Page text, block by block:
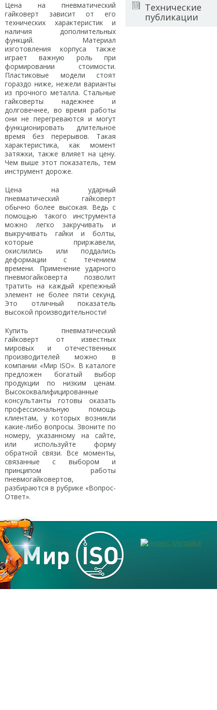
Цена на пневматический
гайковерт зависит от его
технических характеристик и
наличия дополнительных
функций. Материал
изготовления корпуса также
играет важную роль при
формировании стоимости.
Пластиковые модели стоят
гораздо ниже, нежели варианты
из прочного металла. Стальные
гайковерты надежнее и
долговечнее, во время работы
они не перегреваются и могут
функционировать длительное
время без перерывов. Такая
характеристика, как момент
затяжки, также влияет на цену.
Чем выше этот показатель, тем
инструмент дороже.
Цена на ударный
пневматический гайковерт
обычно более высокая. Ведь с
помощью такого инструмента
можно легко закручивать и
выкручивать гайки и болты,
которые приржавели,
окислились или поддались
деформации с течением
времени. Применение ударного
пневмогайковерта позволит
тратить на каждый крепежный
элемент не более пяти секунд.
Это отличный показатель
высокой производительности!
Купить пневматический
гайковерт от известных
мировых и отечественных
производителей можно в
компании «Мир ISO». В каталоге
предложен богатый выбор
продукции по низким ценам.
Высококвалифицированные
консультанты готовы оказать
профессиональную помощь
клиентам, у которых возникли
какие-либо вопросы. Звоните по
номеру, указанному на сайте,
или используйте форму
обратной связи. Все моменты,
связанные с выбором и
принципом работы
пневмогайковертов,
разбираются в рубрике «Вопрос-
Ответ».
Технические
публикации